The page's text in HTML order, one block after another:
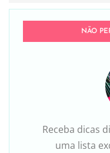
NÃO
Receba dicas
uma lista